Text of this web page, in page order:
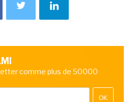
comme plus de 50000
OK